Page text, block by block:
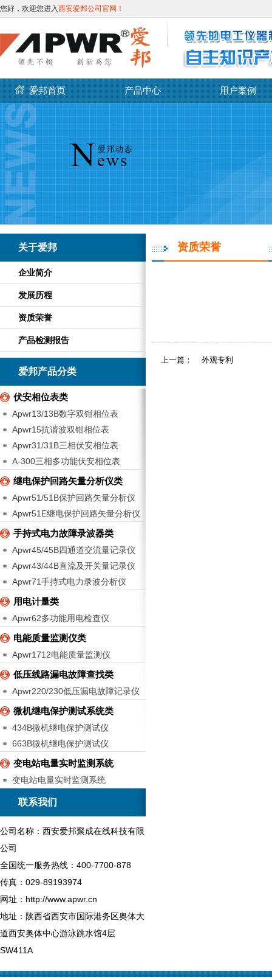
您好，欢迎您进入西安爱邦公司官网！
爱邦首页 产品中心 用户案例
关于爱邦
企业简介
发展历程
资质荣誉
产品检测报告
爱邦产品分类
伏安相位表类
Apwr13/13B数字双钳相位表
Apwr15抗谐波双钳相位表
Apwr31/31B三相伏安相位表
A-300三相多功能伏安相位表
继电保护回路矢量分析仪类
Apwr51/51B保护回路矢量分析仪
Apwr51E继电保护回路矢量分析仪
手持式电力故障录波器类
Apwr45/45B四通道交流量记录仪
Apwr43/44B直流及开关量记录仪
Apwr71手持式电力录波分析仪
用电计量类
Apwr62多功能用电检查仪
电能质量监测仪类
Apwr1712电能质量监测仪
低压线路漏电故障查找类
Apwr220/230低压漏电故障记录仪
微机继电保护测试系统类
434B微机继电保护测试仪
663B微机继电保护测试仪
变电站电量实时监测系统
变电站电量实时监测系统
联系我们
公司名称：西安爱邦聚成在线科技有限
公司
全国统一服务热线：400-7700-878
传真：029-89193974
网址：http://www.apwr.cn
地址：陕西省西安市国际港务区奥体大
道西安奥体中心游泳跳水馆4层
SW411A
资质荣誉
上一篇： 外观专利